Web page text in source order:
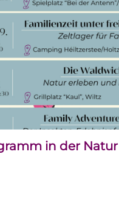
in der